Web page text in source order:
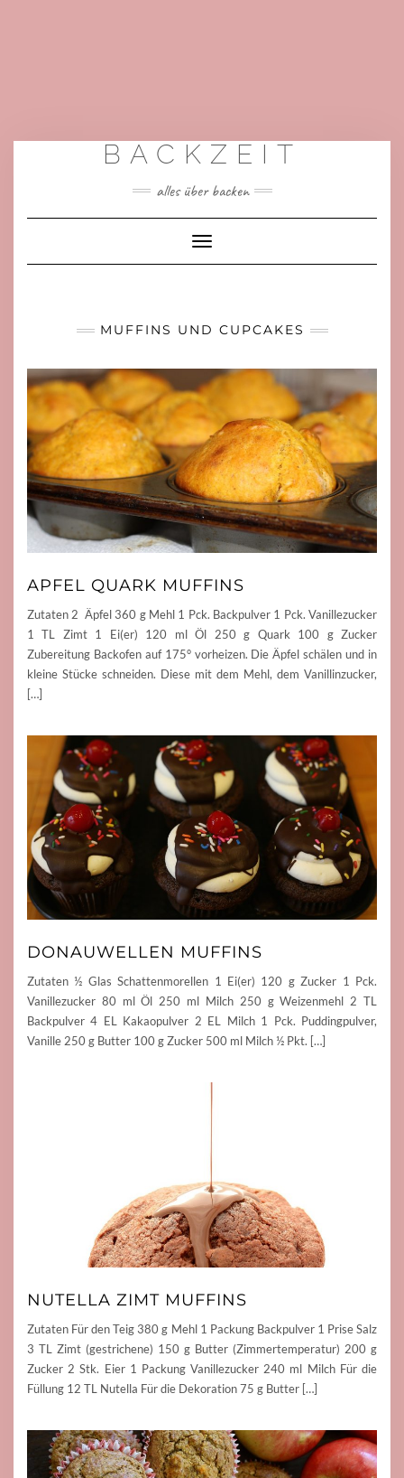
BACKZEIT
alles über backen
Toggle
Navigation
MUFFINS UND CUPCAKES
APFEL QUARK MUFFINS
Zutaten 2 Äpfel 360 g Mehl 1 Pck. Backpulver 1 Pck. Vanillezucker
1 TL Zimt 1 Ei(er) 120 ml Öl 250 g Quark 100 g Zucker
Zubereitung Backofen auf 175° vorheizen. Die Äpfel schälen und in
kleine Stücke schneiden. Diese mit dem Mehl, dem Vanillinzucker,
[…]
DONAUWELLEN MUFFINS
Zutaten ½ Glas Schattenmorellen 1 Ei(er) 120 g Zucker 1 Pck.
Vanillezucker 80 ml Öl 250 ml Milch 250 g Weizenmehl 2 TL
Backpulver 4 EL Kakaopulver 2 EL Milch 1 Pck. Puddingpulver,
Vanille 250 g Butter 100 g Zucker 500 ml Milch ½ Pkt. […]
NUTELLA ZIMT MUFFINS
Zutaten Für den Teig 380 g Mehl 1 Packung Backpulver 1 Prise Salz
3 TL Zimt (gestrichene) 150 g Butter (Zimmertemperatur) 200 g
Zucker 2 Stk. Eier 1 Packung Vanillezucker 240 ml Milch Für die
Füllung 12 TL Nutella Für die Dekoration 75 g Butter […]